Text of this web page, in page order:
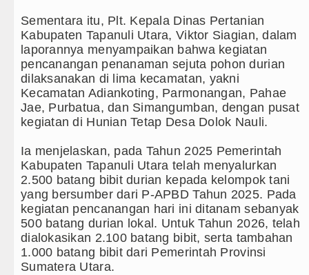
Sambut Kunjungan Kapolda Sumut Hadiri
Kembali Amankan Aset Pemprov di Binjai
‎Sementara itu, Plt. Kepala Dinas Pertanian
Kabupaten Tapanuli Utara, Viktor Siagian, dalam
laporannya menyampaikan bahwa kegiatan
pencanangan penanaman sejuta pohon durian
dilaksanakan di lima kecamatan, yakni
Kecamatan Adiankoting, Parmonangan, Pahae
Jae, Purbatua, dan Simangumban, dengan pusat
kegiatan di Hunian Tetap Desa Dolok Nauli.
‎Ia menjelaskan, pada Tahun 2025 Pemerintah
Kabupaten Tapanuli Utara telah menyalurkan
2.500 batang bibit durian kepada kelompok tani
yang bersumber dari P-APBD Tahun 2025. Pada
kegiatan pencanangan hari ini ditanam sebanyak
500 batang durian lokal. Untuk Tahun 2026, telah
dialokasikan 2.100 batang bibit, serta tambahan
1.000 batang bibit dari Pemerintah Provinsi
Sumatera Utara.